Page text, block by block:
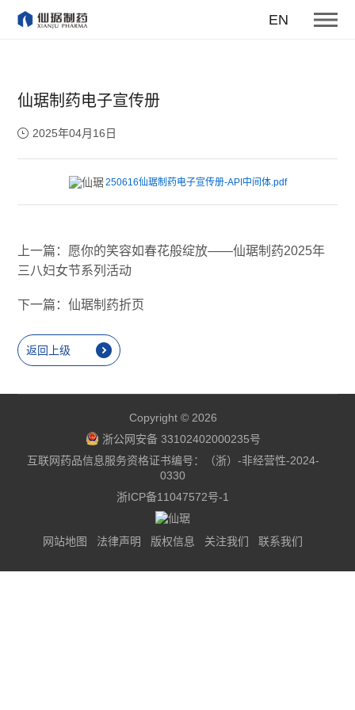
EN
仙琚制药电子宣传册
2025年04月16日
250616仙琚制药电子宣传册-API中间体.pdf
上一篇：愿你的笑容如春花般绽放——仙琚制药2025年
三八妇女节系列活动
下一篇：仙琚制药折页
返回上级
Copyright © 2026
浙公网安备 33102402000235号
互联网药品信息服务资格证书编号：（浙）-非经营性-2024-
0330
浙ICP备11047572号-1
网站地图 法律声明 版权信息 关注我们 联系我们